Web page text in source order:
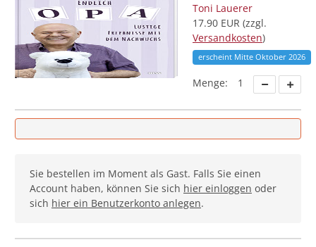
Toni Lauerer
17.90 EUR (zzgl.
Versandkosten)
erscheint Mitte Oktober 2026
Menge: 1
Sie bestellen im Moment als Gast. Falls Sie einen
Account haben, können Sie sich hier einloggen oder
sich hier ein Benutzerkonto anlegen.